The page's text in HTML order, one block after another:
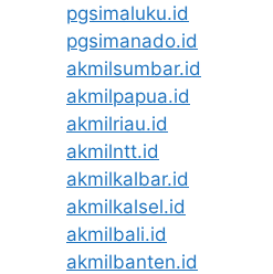
pgsimaluku.id
pgsimanado.id
akmilsumbar.id
akmilpapua.id
akmilriau.id
akmilntt.id
akmilkalbar.id
akmilkalsel.id
akmilbali.id
akmilbanten.id